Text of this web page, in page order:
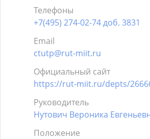
Телефоны
+7(495) 274-02-74 доб. 3831
Email
ctutp@rut-miit.ru
Официальный сайт
https://rut-miit.ru/depts/
Руководитель
Нутович Вероника
Положение